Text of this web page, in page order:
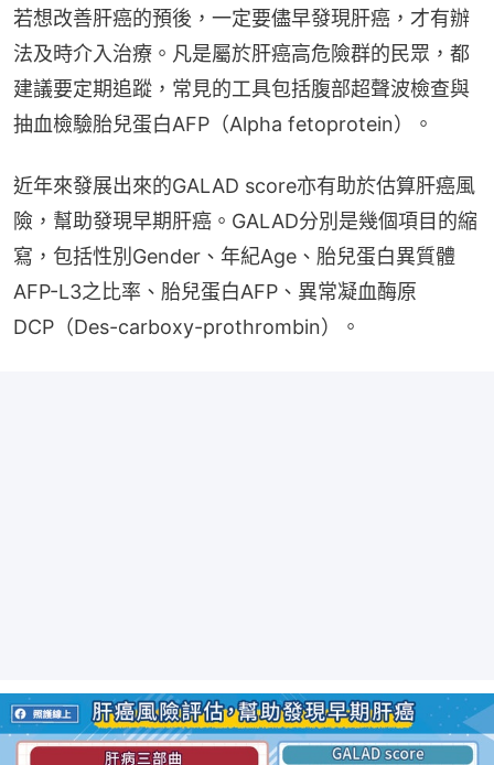
若想改善肝癌的預後，一定要儘早發現肝癌，才有辦
法及時介入治療。凡是屬於肝癌高危險群的民眾，都
建議要定期追蹤，常見的工具包括腹部超聲波檢查與
抽血檢驗胎兒蛋白AFP（Alpha fetoprotein）。
近年來發展出來的GALAD score亦有助於估算肝癌風
險，幫助發現早期肝癌。GALAD分別是幾個項目的縮
寫，包括性別Gender、年紀Age、胎兒蛋白異質體
AFP-L3之比率、胎兒蛋白AFP、異常凝血酶原
DCP（Des-carboxy-prothrombin）。